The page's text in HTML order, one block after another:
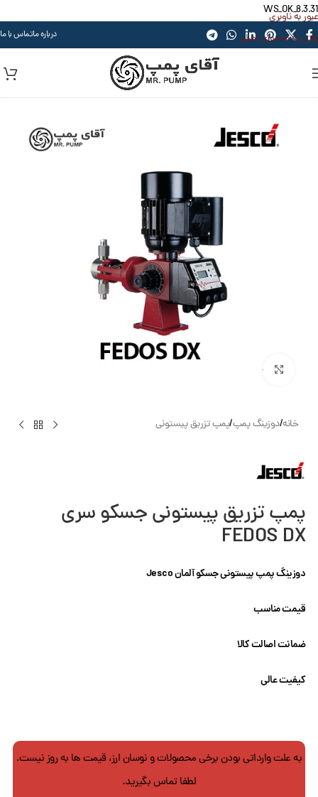
WS_OK_8.3.31
عبور به ناوبری
رفتن به محتوای اصلی
درباره ماتماس با ما
بزرگنمایی تصویر
خانه/دوزینگ پمپ/پمپ تزریق پیستونی
پمپ تزریق پیستونی جسکو سری
FEDOS DX
دوزینگ پمپ پیستونی جسکو آلمانJesco
قیمت مناسب
ضمانت اصالت کالا
کیفیت عالی
به علت وارداتی بودن برخی محصولات و نوسان ارز، قیمت ها به روز نیست.
لطفا تماس بگیرید.